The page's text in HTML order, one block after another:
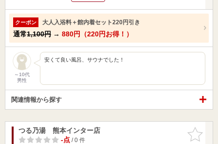
クーポン 大人入浴料＋館内着セット220円引き
通常1,100円 → 880円（220円お得！）
～10代
男性
安くて良い風呂、サウナでした！
関連情報から探す
お気に入
りに追加
つる乃湯 熊本インター店
-点/ 0 件